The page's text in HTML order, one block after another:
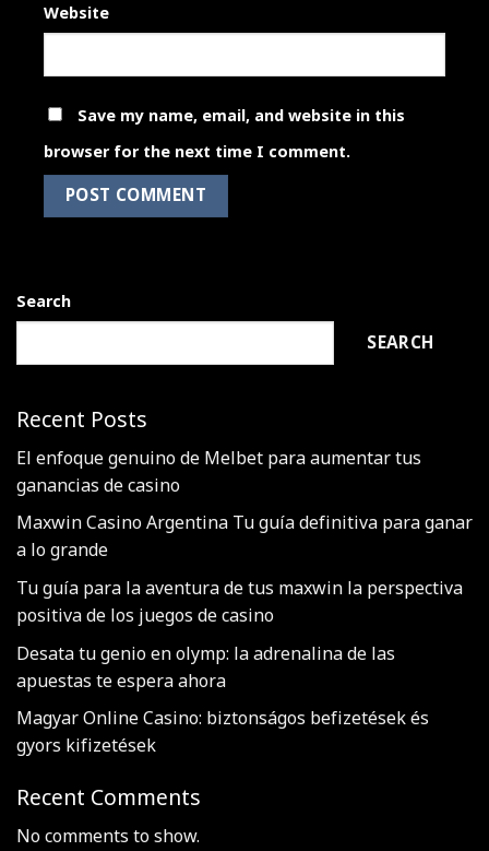
Website
Save my name, email, and website in this
browser for the next time I comment.
Search
SEARCH
Recent Posts
El enfoque genuino de Melbet para aumentar tus
ganancias de casino
Maxwin Casino Argentina Tu guía definitiva para ganar
a lo grande
Tu guía para la aventura de tus maxwin la perspectiva
positiva de los juegos de casino
Desata tu genio en olymp: la adrenalina de las
apuestas te espera ahora
Magyar Online Casino: biztonságos befizetések és
gyors kifizetések
Recent Comments
No comments to show.